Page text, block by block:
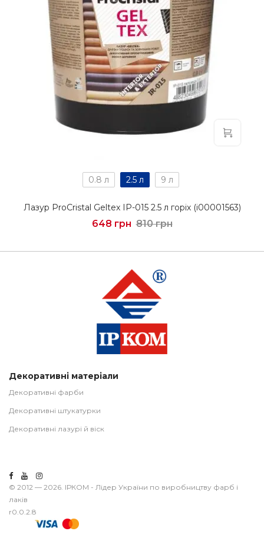
0.8 л 2.5 л 9 л
Лазур ProCristal Geltex IР-015 2.5 л горіх (i00001563)
648 грн 810 грн
Декоративні матеріали
Декоративні фарби
Декоративні штукатурки
Декоративні лазурі й віск
© 2012 — 2026. ІРКОМ - Лідер України по виробництву фарб і
лаків
r0.0.2.8